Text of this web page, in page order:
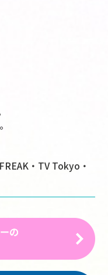
・TV Tokyo・